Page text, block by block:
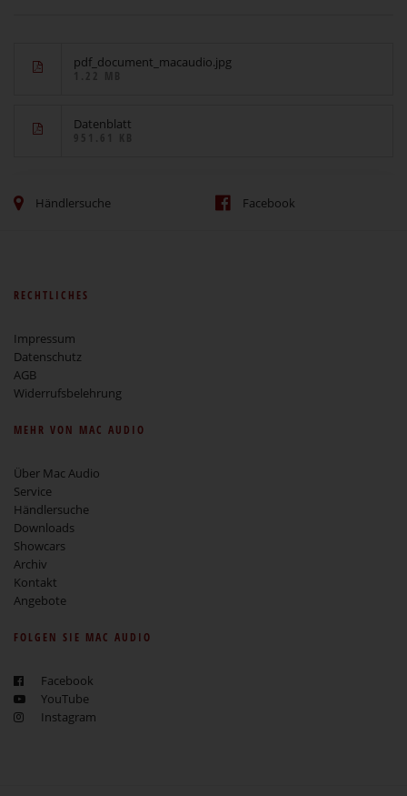
pdf_document_macaudio.jpg
Datenblatt
Händlersuche Facebook
RECHTLICHES
Impressum
Datenschutz
AGB
Widerrufsbelehrung
MEHR VON MAC AUDIO
Über Mac Audio
Service
Händlersuche
Downloads
Showcars
Archiv
Kontakt
Angebote
FOLGEN SIE MAC AUDIO
Facebook
YouTube
Instagram